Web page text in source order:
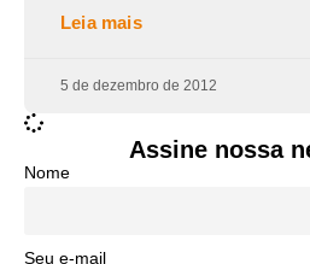
Leia mais
5 de dezembro de 2012
Assine nossa
Nome
Seu e-mail